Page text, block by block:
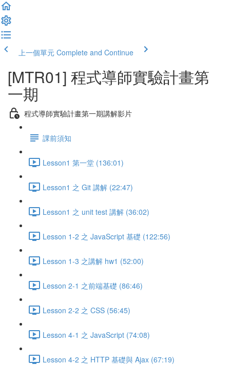
上一個單元 Complete and Continue
[MTR01] 程式導師實驗計畫第
一期
程式導師實驗計畫第一期講解影片
課前須知
Lesson1 第一堂 (136:01)
Lesson1 之 Git 講解 (22:47)
Lesson1 之 unit test 講解 (36:02)
Lesson 1-2 之 JavaScript 基礎 (122:56)
Lesson 1-3 之講解 hw1 (52:00)
Lesson 2-1 之前端基礎 (86:46)
Lesson 2-2 之 CSS (56:45)
Lesson 4-1 之 JavaScript (74:08)
Lesson 4-2 之 HTTP 基礎與 Ajax (67:19)